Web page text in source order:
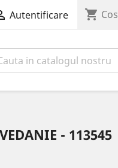
Autentificare shopping_cart Cos
- 113545